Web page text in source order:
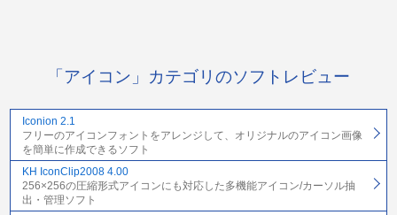
「アイコン」カテゴリのソフトレビュー
Iconion 2.1
フリーのアイコンフォントをアレンジして、オリジナルのアイコン画像
を簡単に作成できるソフト
KH IconClip2008 4.00
256×256の圧縮形式アイコンにも対応した多機能アイコン/カーソル抽
出・管理ソフト